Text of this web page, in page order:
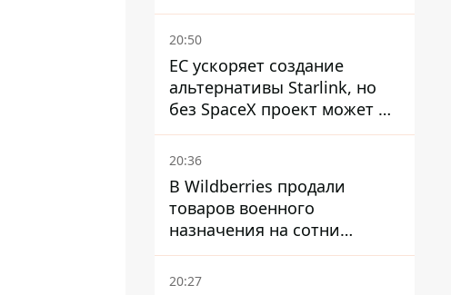
20:50
ЕС ускоряет создание
альтернативы Starlink, но
без SpaceX проект может не
обойтись
20:36
В Wildberries продали
товаров военного
назначения на сотни
миллионов, но удары ВСУ
изменили ситуацию
20:27